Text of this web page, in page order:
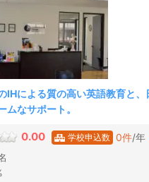
IHによる質の高い英語教育と、
ムなサポート。
0.00 学校申込数 0件/年